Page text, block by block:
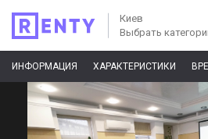
Киев
Выбрать
ИНФОРМАЦИЯ ХАРАКТЕРИСТИКИ